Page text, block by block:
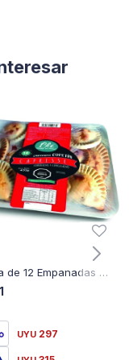
Bandeja de 12 Empanadas Ble De Copetín Horneadas Caprese
UYU 297